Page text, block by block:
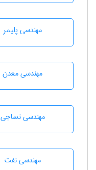
مهندسی پليمر
مهندسی معدن
مهندسي نساجی
مهندسی نفت